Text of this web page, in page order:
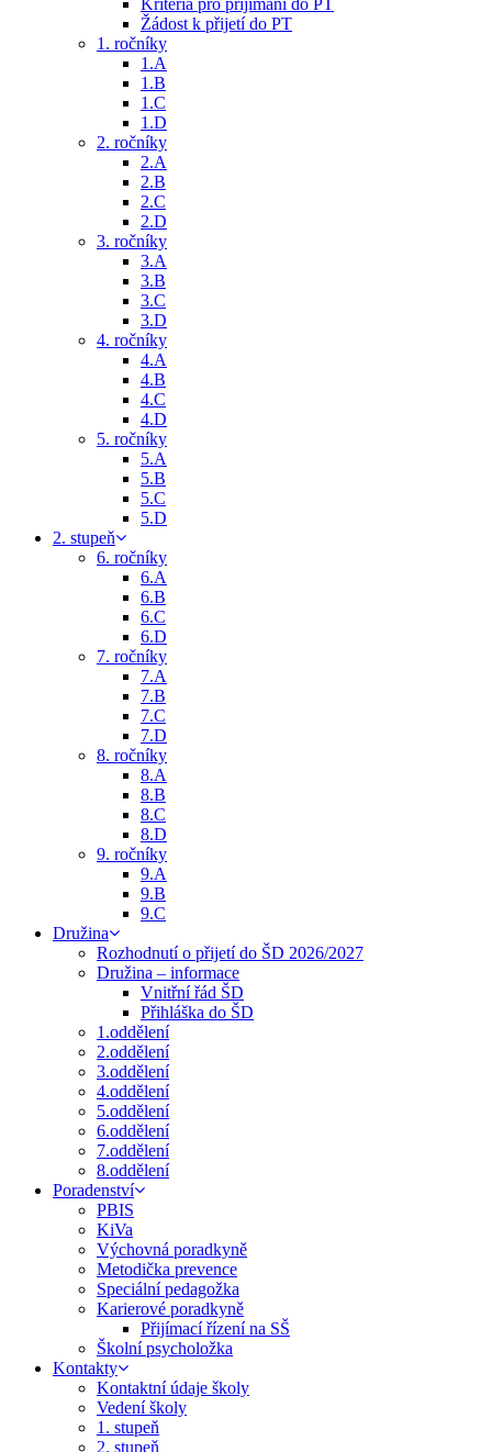
Kritéria pro přijímání do PT
Žádost k přijetí do PT
1. ročníky
1.A
1.B
1.C
1.D
2. ročníky
2.A
2.B
2.C
2.D
3. ročníky
3.A
3.B
3.C
3.D
4. ročníky
4.A
4.B
4.C
4.D
5. ročníky
5.A
5.B
5.C
5.D
2. stupeň
6. ročníky
6.A
6.B
6.C
6.D
7. ročníky
7.A
7.B
7.C
7.D
8. ročníky
8.A
8.B
8.C
8.D
9. ročníky
9.A
9.B
9.C
Družina
Rozhodnutí o přijetí do ŠD 2026/2027
Družina – informace
Vnitřní řád ŠD
Přihláška do ŠD
1.oddělení
2.oddělení
3.oddělení
4.oddělení
5.oddělení
6.oddělení
7.oddělení
8.oddělení
Poradenství
PBIS
KiVa
Výchovná poradkyně
Metodička prevence
Speciální pedagožka
Karierové poradkyně
Přijímací řízení na SŠ
Školní psycholožka
Kontakty
Kontaktní údaje školy
Vedení školy
1. stupeň
2. stupeň